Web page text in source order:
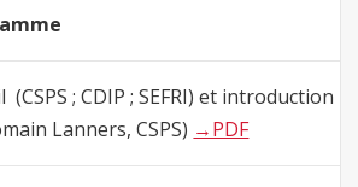
(CSPS ; CDIP ; SEFRI) et introduction
Lanners, CSPS) →PDF